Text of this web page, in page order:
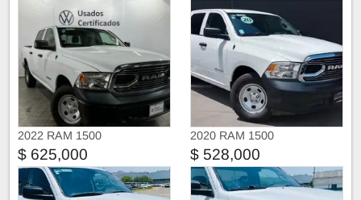
2022 RAM 1500
$ 625,000
2020 RAM 1500
$ 528,000